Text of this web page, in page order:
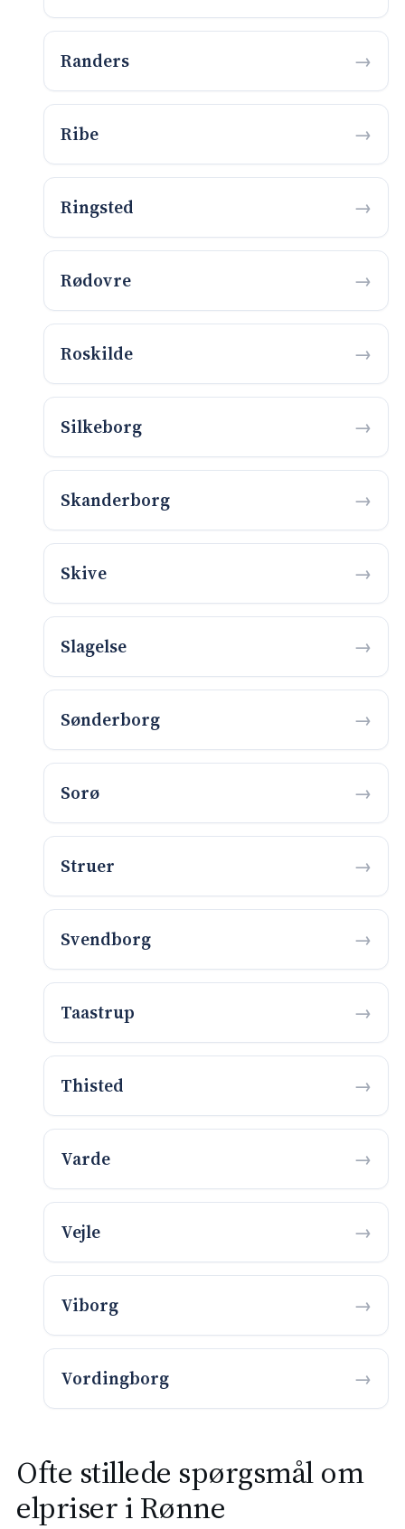
Randers
Ribe
Ringsted
Rødovre
Roskilde
Silkeborg
Skanderborg
Skive
Slagelse
Sønderborg
Sorø
Struer
Svendborg
Taastrup
Thisted
Varde
Vejle
Viborg
Vordingborg
Ofte stillede spørgsmål om
elpriser i Rønne